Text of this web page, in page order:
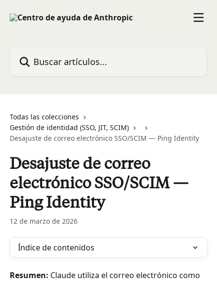
Todas las colecciones
Gestión de identidad (SSO, JIT, SCIM)
Desajuste de correo electrónico SSO/SCIM — Ping Identity
Desajuste de correo
electrónico SSO/SCIM —
Ping Identity
12 de marzo de 2026
Índice de contenidos
Resumen: Claude utiliza el correo electrónico como